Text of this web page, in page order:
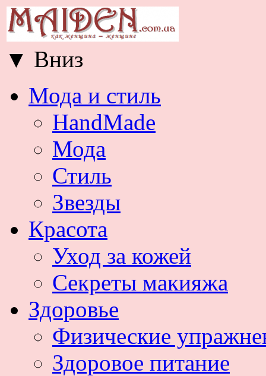
▼ Вниз
Мода и стиль
HandMade
Мода
Стиль
Звезды
Красота
Уход за кожей
Секреты макияжа
Здоровье
Физические
Здоровое питание